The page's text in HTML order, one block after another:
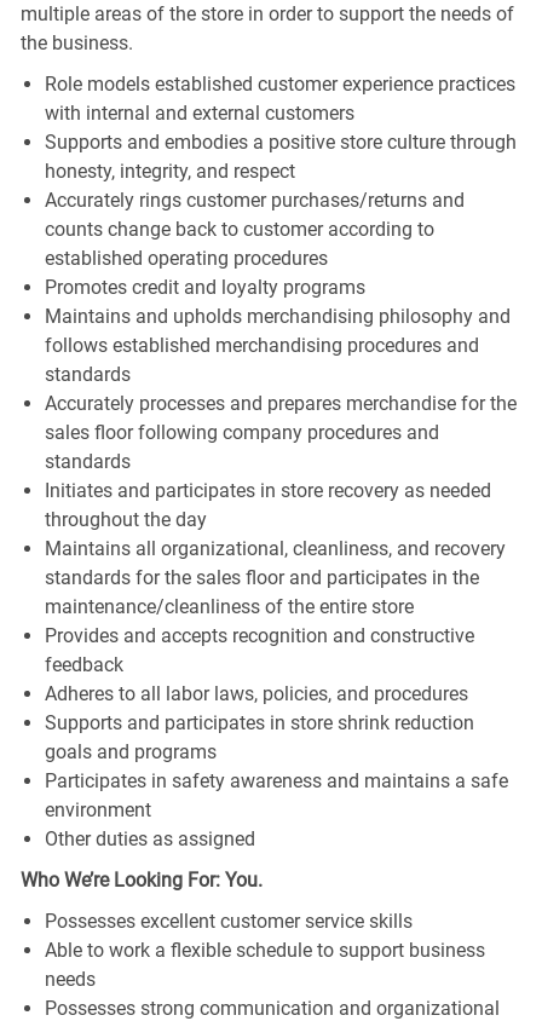
multiple areas of the store in order to support the needs of
the business.
Role models established customer experience practices
with internal and external customers
Supports and embodies a positive store culture through
honesty, integrity, and respect
Accurately rings customer purchases/returns and
counts change back to customer according to
established operating procedures
Promotes credit and loyalty programs
Maintains and upholds merchandising philosophy and
follows established merchandising procedures and
standards
Accurately processes and prepares merchandise for the
sales floor following company procedures and
standards
Initiates and participates in store recovery as needed
throughout the day
Maintains all organizational, cleanliness, and recovery
standards for the sales floor and participates in the
maintenance/cleanliness of the entire store
Provides and accepts recognition and constructive
feedback
Adheres to all labor laws, policies, and procedures
Supports and participates in store shrink reduction
goals and programs
Participates in safety awareness and maintains a safe
environment
Other duties as assigned
Who We’re Looking For: You.
Possesses excellent customer service skills
Able to work a flexible schedule to support business
needs
Possesses strong communication and organizational